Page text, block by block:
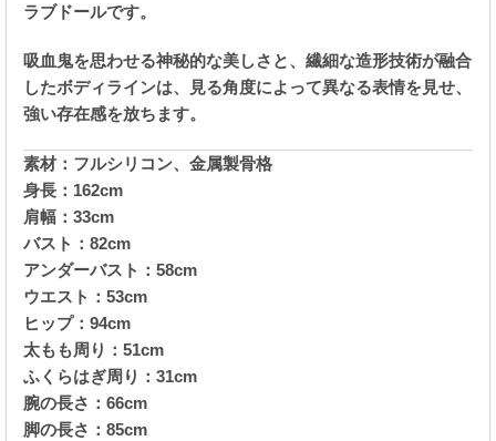
ラブドールです。
吸血鬼を思わせる神秘的な美しさと、繊細な造形技術が融合
したボディラインは、見る角度によって異なる表情を見せ、
強い存在感を放ちます。
素材：フルシリコン、金属製骨格
身長：162cm
肩幅：33cm
バスト：82cm
アンダーバスト：58cm
ウエスト：53cm
ヒップ：94cm
太もも周り：51cm
ふくらはぎ周り：31cm
腕の長さ：66cm
脚の長さ：85cm